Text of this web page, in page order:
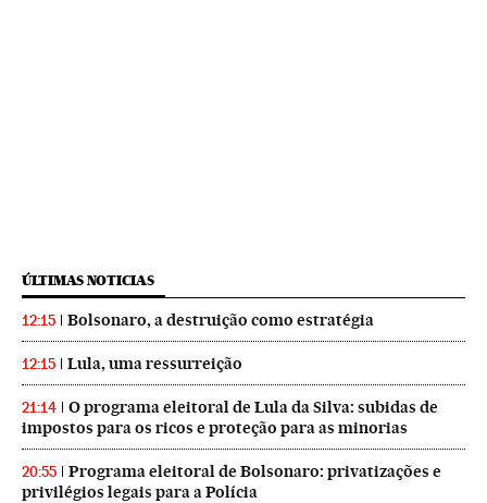
ÚLTIMAS NOTICIAS
12:15 Bolsonaro, a destruição como estratégia
12:15 Lula, uma ressurreição
21:14
O programa eleitoral de Lula da Silva: subidas de
impostos para os ricos e proteção para as minorias
20:55
Programa eleitoral de Bolsonaro: privatizações e
privilégios legais para a Polícia